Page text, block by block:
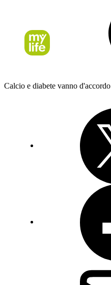
Calcio e diabete vanno d'accordo